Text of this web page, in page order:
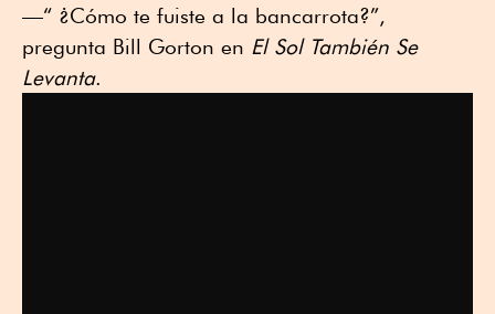
—“ ¿Cómo te fuiste a la bancarrota?”,
pregunta Bill Gorton en El Sol También Se
Levanta.